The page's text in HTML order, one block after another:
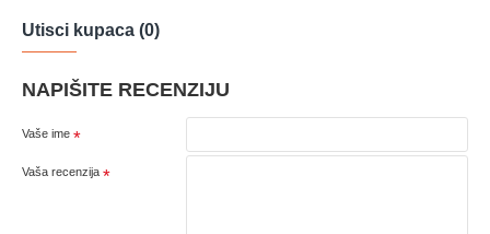
Utisci kupaca (0)
NAPIŠITE RECENZIJU
Vaše ime
Vaša recenzija